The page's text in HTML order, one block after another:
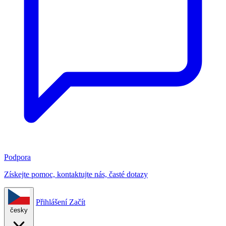
Podpora
Získejte pomoc, kontaktujte nás, časté dotazy
česky
Přihlášení Začít